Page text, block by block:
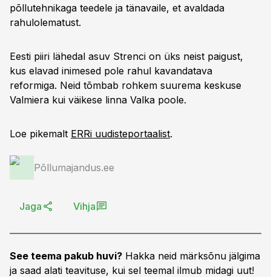
põllutehnikaga teedele ja tänavaile, et avaldada
rahulolematust.
Eesti piiri lähedal asuv Strenci on üks neist paigust,
kus elavad inimesed pole rahul kavandatava
reformiga. Neid tõmbab rohkem suurema keskuse
Valmiera kui väikese linna Valka poole.
Loe pikemalt ERRi uudisteportaalist.
Põllumajandus.ee
Jaga Vihja
See teema pakub huvi? Hakka neid märksõnu jälgima
ja saad alati teavituse, kui sel teemal ilmub midagi uut!